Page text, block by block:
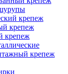
крепеж
крепеж
крепеж
крепеж